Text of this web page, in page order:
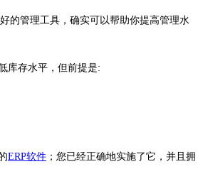
的管理工具，确实可以帮助你提高管理水
库存水平，但前提是:
ERP软件 ；您已经正确地实施了它，并且拥